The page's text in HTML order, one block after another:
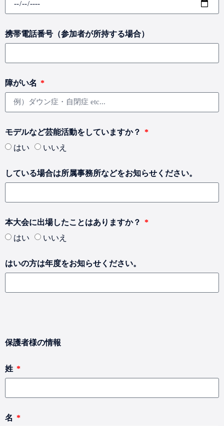
携帯電話番号（参加者が所持する場合）
障がい名
モデルなど芸能活動をしていますか？
はい
いいえ
している場合は所属事務所などをお知らせください。
本大会に出場したことはありますか？
はい
いいえ
はいの方は年度をお知らせください。
保護者様の情報
姓
名